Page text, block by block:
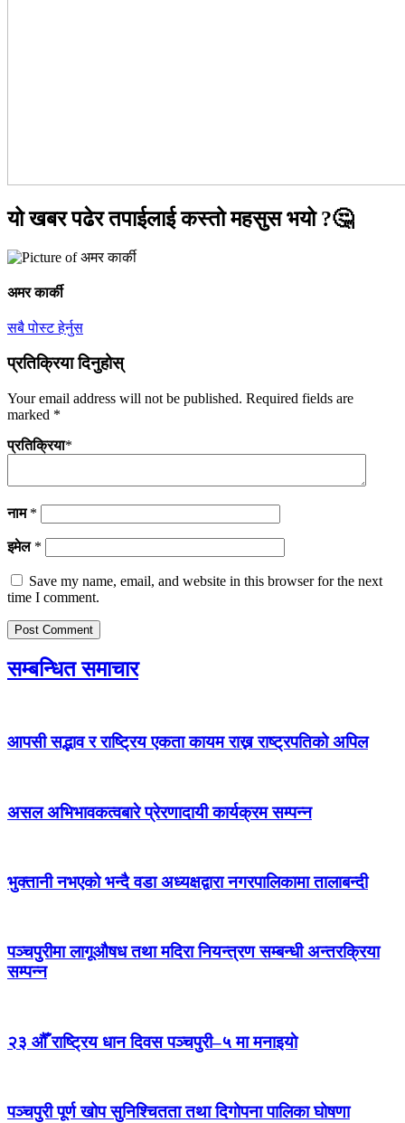
यो खबर पढेर तपाईलाई कस्तो महसुस भयो ?🤔
अमर कार्की
सबै पोस्ट हेर्नुस
प्रतिक्रिया दिनुहोस्
Your email address will not be published. Required fields are
marked *
प्रतिक्रिया*
नाम *
इमेल *
Save my name, email, and website in this browser for the next
time I comment.
सम्बन्धित समाचार
आपसी सद्भाव र राष्ट्रिय एकता कायम राख्न राष्ट्रपतिको अपिल
असल अभिभावकत्वबारे प्रेरणादायी कार्यक्रम सम्पन्न
भुक्तानी नभएको भन्दै वडा अध्यक्षद्वारा नगरपालिकामा तालाबन्दी
पञ्चपुरीमा लागूऔषध तथा मदिरा नियन्त्रण सम्बन्धी अन्तरक्रिया
सम्पन्न
२३ औँ राष्ट्रिय धान दिवस पञ्चपुरी–५ मा मनाइयाे
पञ्चपुरी पूर्ण खोप सुनिश्चितता तथा दिगोपना पालिका घोषणा